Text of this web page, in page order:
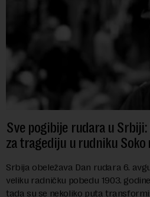
Sve pogibije rudara u Srbiji:
za tragediju u rudniku Soko
Srbija obeležava Dan rudara 6.
veliku radničku pobedu 1903.
tada su se nekoliko puta